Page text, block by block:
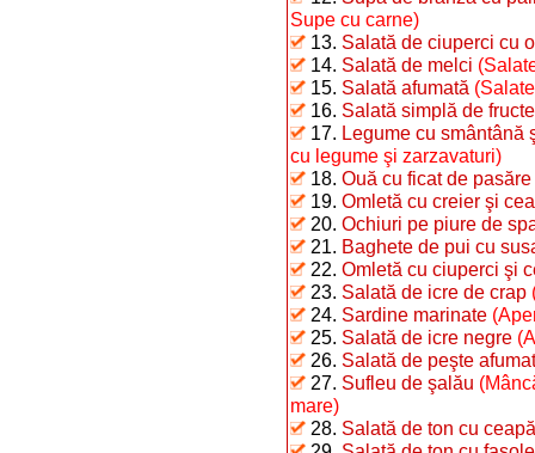
Supe cu carne)
13. Salată de ciuperci cu
14. Salată de melci
15. Salată afumată
16. Salată simplă de fructe
17. Legume cu smântână
cu legume şi zarzavaturi)
18. Ouă cu ficat de pasăre
19. Omletă cu creier şi
20. Ochiuri pe piure de
21. Baghete de pui cu
22. Omletă cu ciuperci şi
23. Salată de icre de crap
24. Sardine marinate
25. Salată de icre negre
26. Salată de peşte
27. Sufleu de şalău
mare)
28. Salată de ton cu ceapă